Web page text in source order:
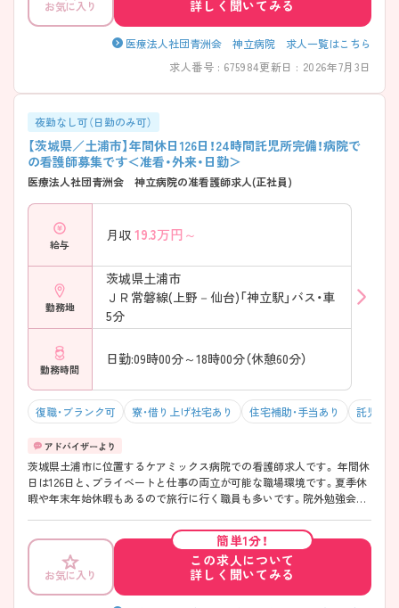
ど、さらに詳細をお話しいたしますのでお気軽にご相談ください。
お気に入り
詳しく聞いてみる
医療法人社団青洲会 神立病院 求人一覧はこちら
求人番号 : 675984更新日 : 2026年7月3日
夜勤なし可（日勤のみ可）
【茨城県／土浦市】年間休日126日！24時間託児所完備！病院で
の看護師募集です＜准看・外来・日勤＞
医療法人社団青洲会 神立病院の准看護師求人(正社員)
給与
月収 19.3万円～
勤務地
茨城県土浦市
ＪＲ常磐線(上野－仙台)「神立駅」バス・車
5分
勤務時間
日勤:09時00分～18時00分（休憩60分）
復職・ブランク可 寮・借り上げ社宅あり 住宅補助・手当あり 託児所
茨城県土浦市に位置するケアミックス病院での看護師求人です。 年間休
日は126日と、プライベートと仕事の両立が可能な職場環境です。夏季休
暇や年末年始休暇もあるので旅行に行く職員も多いです。院外勉強会や
すので、ブランクのある方も安心して働くことができます。また、0歳か
ら預けることのできる24時間託児所をご利用できますので小さなお子さ
まを育てながら働いている方も多くいます。ご興味ある方には、面接対
策ポイントなど、さらに詳細をお話しいたしますのでお気軽にご相談く
ださい。
お気に入り
簡単1分！
この求人について
詳しく聞いてみる